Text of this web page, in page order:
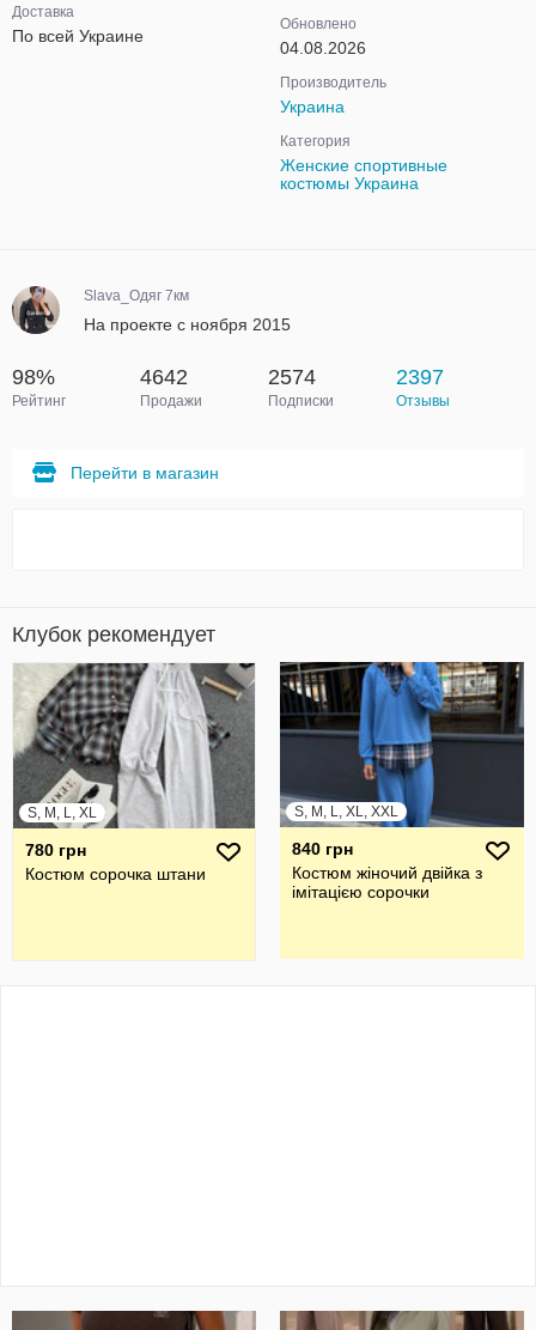
Доставка
По всей Украине
Обновлено
04.08.2026
Производитель
Украина
Категория
Женские спортивные
костюмы Украина
Slava_Одяг 7км
На проекте с ноября 2015
98%
Рейтинг
4642
Продажи
2574
Подписки
2397
Отзывы
Перейти в магазин
Клубок рекомендует
S, M, L, XL
780 грн
Костюм сорочка штани
S, M, L, XL, XXL
840 грн
Костюм жіночий двійка з
імітацією сорочки